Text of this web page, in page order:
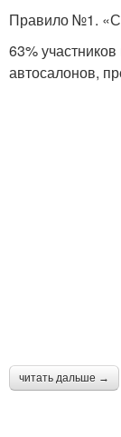
Правило №1.
63%
автосалонов,
читать дальше →